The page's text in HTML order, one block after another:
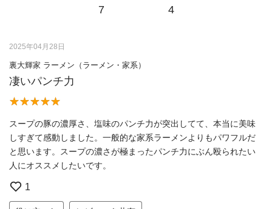
7 4
2025年04月28日
裏大輝家 ラーメン（ラーメン・家系）
凄いパンチ力
スープの豚の濃厚さ、塩味のパンチ力が突出してて、本当に美味
しすぎて感動しました。一般的な家系ラーメンよりもパワフルだ
と思います。スープの濃さが極まったパンチ力にぶん殴られたい
人にオススメしたいです。
1